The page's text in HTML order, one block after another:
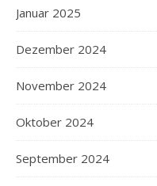
Januar 2025
Dezember 2024
November 2024
Oktober 2024
September 2024